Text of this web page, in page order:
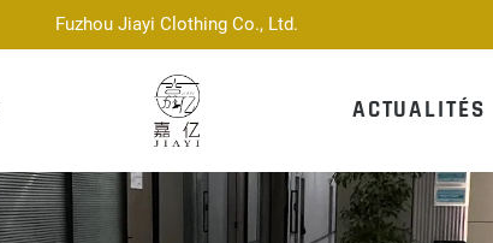
Fuzhou Jiayi Clothing Co., Ltd.
ACTUALITÉS